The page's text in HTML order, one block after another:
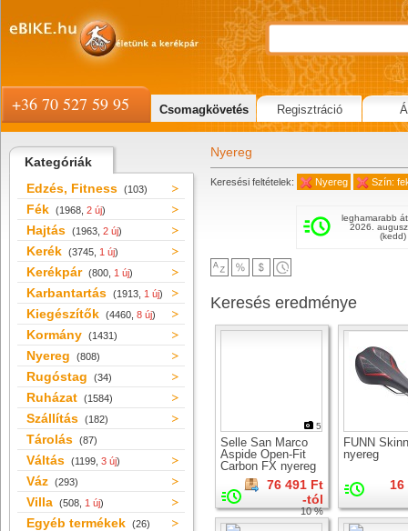
Kategóriák
Edzés, Fitness (103)
Fék (1968, 2 új)
Hajtás (1963, 2 új)
Kerék (3745, 1 új)
Kerékpár (800, 1 új)
Karbantartás (1913, 1 új)
Kiegészítők (4460, 8 új)
Kormány (1431)
Nyereg (808)
Rugóstag (34)
Ruházat (1584)
Szállítás (182)
Tárolás (87)
Váltás (1199, 3 új)
Váz (293)
Villa (508, 1 új)
Egyéb termékek (26)
Nyereg
Keresési feltételek: Nyereg Szín:
leghamarabb
2026.
(kedd)
Keresés eredménye
5
Selle San Marco
Aspide Open-Fit
Carbon FX nyereg
76 491 Ft
-tól
10 %
FUNN
nyereg
16
+36 70 527 59 95 Csomagkövetés Regisztráció